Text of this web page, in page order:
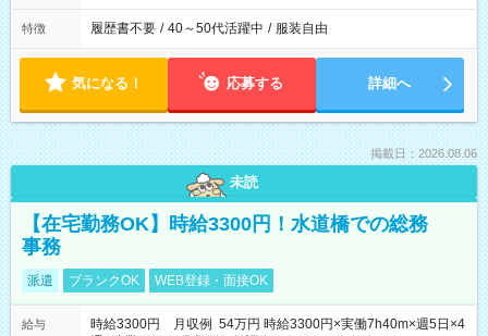
特徴 履歴書不要 / 40～50代活躍中 / 服装自由
気になる！ 応募する 詳細へ
掲載日：2026.08.06
未読
【在宅勤務OK】時給3300円！水道橋での総務
事務
派遣 ブランクOK WEB登録・面接OK
給与
時給3300円 月収例 54万円 時給3300円×実働7h40m×週5日×4